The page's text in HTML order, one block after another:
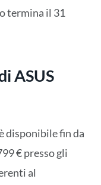
termina il 31
ASUS
disponibile fin da
€ presso gli
al